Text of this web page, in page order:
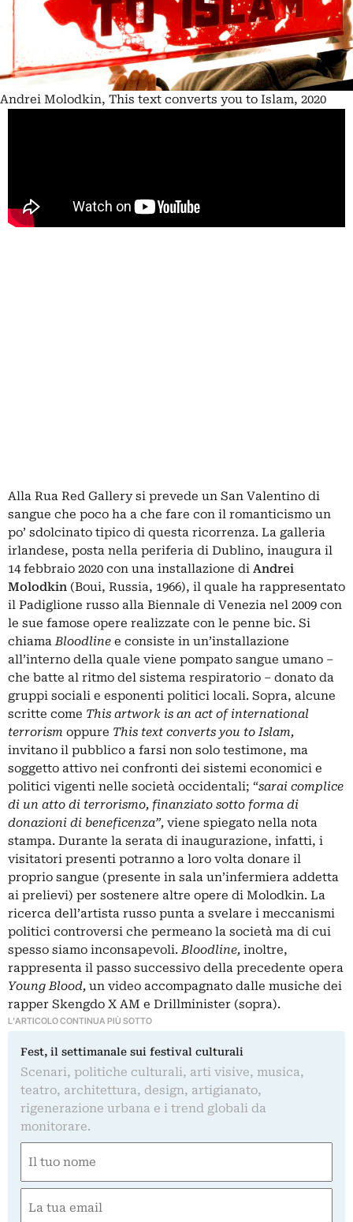
Andrei Molodkin, This text converts you to Islam, 2020
Alla Rua Red Gallery si prevede un San Valentino di
sangue che poco ha a che fare con il romanticismo un
po’ sdolcinato tipico di questa ricorrenza. La galleria
irlandese, posta nella periferia di Dublino, inaugura il
14 febbraio 2020 con una installazione di Andrei
Molodkin (Boui, Russia, 1966), il quale ha rappresentato
il Padiglione russo alla Biennale di Venezia nel 2009 con
le sue famose opere realizzate con le penne bic. Si
chiama Bloodline e consiste in un’installazione
all’interno della quale viene pompato sangue umano –
che batte al ritmo del sistema respiratorio – donato da
gruppi sociali e esponenti politici locali. Sopra, alcune
scritte come This artwork is an act of international
terrorism oppure This text converts you to Islam,
invitano il pubblico a farsi non solo testimone, ma
soggetto attivo nei confronti dei sistemi economici e
politici vigenti nelle società occidentali; “sarai complice
di un atto di terrorismo, finanziato sotto forma di
donazioni di beneficenza”, viene spiegato nella nota
stampa. Durante la serata di inaugurazione, infatti, i
visitatori presenti potranno a loro volta donare il
proprio sangue (presente in sala un’infermiera addetta
ai prelievi) per sostenere altre opere di Molodkin. La
ricerca dell’artista russo punta a svelare i meccanismi
politici controversi che permeano la società ma di cui
spesso siamo inconsapevoli. Bloodline, inoltre,
rappresenta il passo successivo della precedente opera
Young Blood, un video accompagnato dalle musiche dei
rapper Skengdo X AM e Drillminister (sopra).
L'ARTICOLO CONTINUA PIÙ SOTTO
Fest, il settimanale sui festival culturali
Scenari, politiche culturali, arti visive, musica,
teatro, architettura, design, artigianato,
rigenerazione urbana e i trend globali da
monitorare.
(Required)
First
(Required)